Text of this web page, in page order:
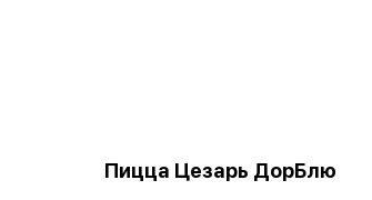
Пицца Цезарь ДорБлю